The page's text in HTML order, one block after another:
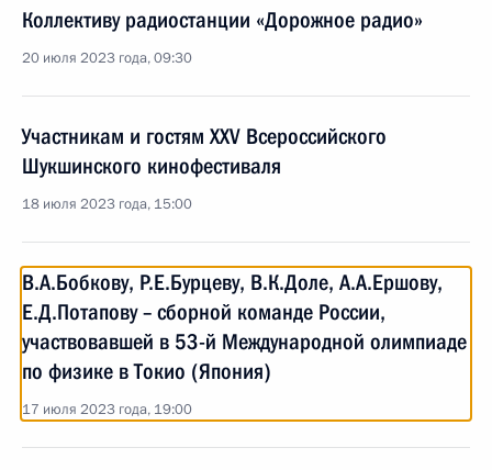
Коллективу радиостанции «Дорожное радио»
20 июля 2023 года, 09:30
Участникам и гостям XXV Всероссийского
Шукшинского кинофестиваля
18 июля 2023 года, 15:00
В.А.Бобкову, Р.Е.Бурцеву, В.К.Доле, А.А.Ершову,
Е.Д.Потапову – сборной команде России,
участвовавшей в 53-й Международной олимпиаде
по физике в Токио (Япония)
17 июля 2023 года, 19:00